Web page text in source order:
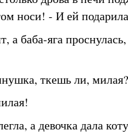
носи! - И ей
а баба-яга
ткешь ли, милая?
а девочка дала